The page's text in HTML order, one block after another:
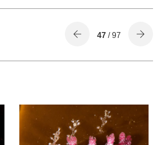
47 / 97